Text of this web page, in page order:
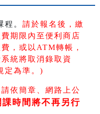
。 請於報名後，繳
期限內至便利商店
，或以ATM轉帳 ，
統將取消錄取資
定為準。)
依簡章、網路上公
課時間將不再另行